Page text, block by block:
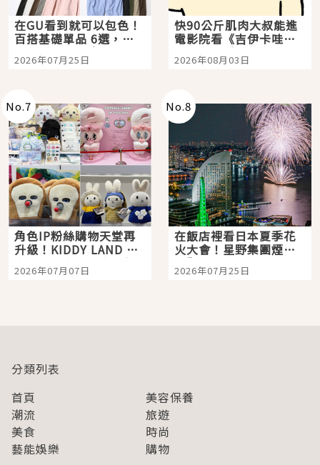
在GU看到就可以包色！
百搭基礎單品 6選，閉
眼全收也不心疼
2026年07月25日
快90公斤肌肉大叔能進
電影院看《吉伊卡哇》
嗎？日本重金屬樂團
「打首」會長與nagano
2026年08月03日
No.7
角色IP粉絲購物天堂再
升級！KIDDY LAND 原
宿店吉伊卡哇迎客，新
開幕 OMOKADO 店3分
2026年07月07日
No.8
在飯店裡看日本夏季花
火大會！星野集團煙火
景觀飯店6選，讓你不用
人擠人悠閒欣賞
2026年07月25日
分類列表
首頁
美容保養
潮流
旅遊
美食
時尚
藝能娛樂
購物